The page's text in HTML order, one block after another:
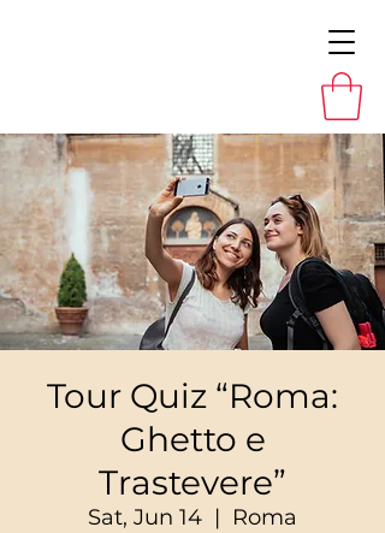
Tour Quiz “Roma:
Ghetto e
Trastevere”
Sat, Jun 14
  |
Roma